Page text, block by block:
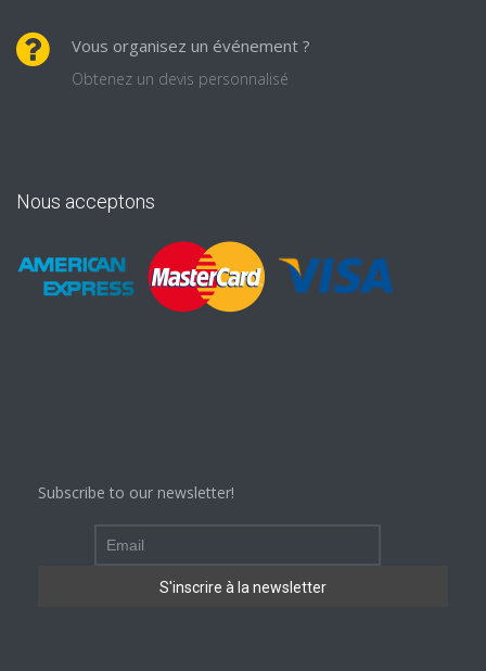
Vous organisez un événement ?
Obtenez un devis personnalisé
Nous acceptons
Subscribe to our newsletter!